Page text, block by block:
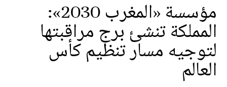
مؤسسة «المغرب 2030»:
المملكة تنشئ برج مراقبتها
لتوجيه مسار تنظيم كأس
العالم